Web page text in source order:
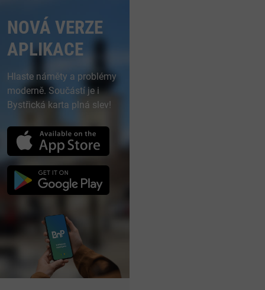
NOVÁ VERZE
APLIKACE
Hlaste náměty a problémy
moderně. Součástí je i
Bystřická karta plná slev!